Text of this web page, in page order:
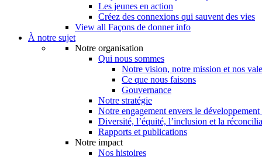
Les jeunes en action
Créez des connexions qui sauvent des vies
View all Façons de donner info
À notre sujet
Notre organisation
Qui nous sommes
Notre vision, notre mission et nos
Ce que nous faisons
Gouvernance
Notre stratégie
Notre engagement envers le
Diversité, l’équité, l’inclusion et la
Rapports et publications
Notre impact
Nos histoires